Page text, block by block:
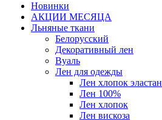
Новинки
АКЦИИ МЕСЯЦА
Льняные ткани
Белорусский
Декоративный лен
Вуаль
Лен для одежды
Лен хлопок эластан
Лен 100%
Лен хлопок
Лен вискоза